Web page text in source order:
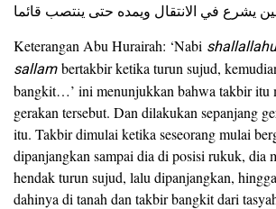
يشرع في الانتقال ويمده حتى ينتصب قائما
Keterangan Abu Hurairah: ‘Nabi
sallambertakbir ketika turun sujud,
bangkit…’ ini menunjukkan bahwa takbir itu
gerakan tersebut. Dan dilakukan sepanjang
itu. Takbir dimulai ketika seseorang mulai
dipanjangkan sampai dia di posisi rukuk, dia
hendak turun sujud, lalu dipanjangkan,
dahinya di tanah dan takbir bangkit dari